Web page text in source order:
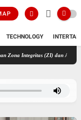
TECHNOLOGY
Integritas (ZI) dan Agenda